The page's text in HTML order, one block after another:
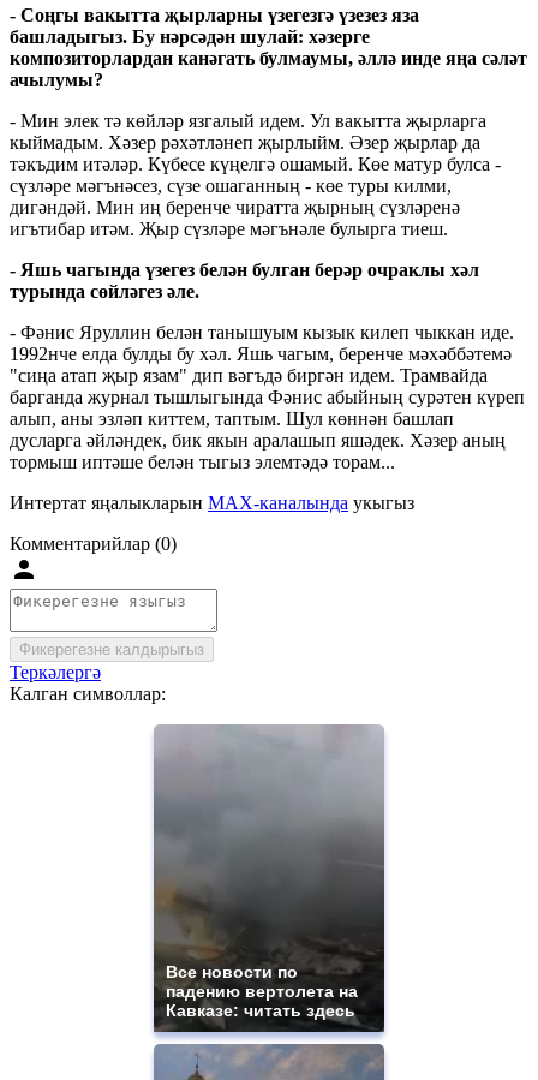
- Соңгы вакытта җырларны үзегезгә үзезез яза
башладыгыз. Бу нәрсәдән шулай: хәзерге
композиторлардан канәгать булмаумы, әллә инде яңа сәләт
ачылумы?
- Мин элек тә көйләр язгалый идем. Ул вакытта җырларга
кыймадым. Хәзер рәхәтләнеп җырлыйм. Әзер җырлар да
тәкъдим итәләр. Күбесе күңелгә ошамый. Көе матур булса -
сүзләре мәгънәсез, сүзе ошаганның - көе туры килми,
дигәндәй. Мин иң беренче чиратта җырның сүзләренә
игътибар итәм. Җыр сүзләре мәгънәле булырга тиеш.
- Яшь чагында үзегез белән булган берәр очраклы хәл
турында сөйләгез әле.
- Фәнис Яруллин белән танышуым кызык килеп чыккан иде.
1992нче елда булды бу хәл. Яшь чагым, беренче мәхәббәтемә
"сиңа атап җыр язам" дип вәгъдә биргән идем. Трамвайда
барганда журнал тышлыгында Фәнис абыйның сурәтен күреп
алып, аны эзләп киттем, таптым. Шул көннән башлап
дусларга әйләндек, бик якын аралашып яшәдек. Хәзер аның
тормыш иптәше белән тыгыз элемтәдә торам...
Интертат яңалыкларын MAX-каналында укыгыз
Комментарийлар (0)
Фикерегезне калдырыгыз
Теркәлергә
Калган символлар:
Все новости по
падению вертолета на
Кавказе: читать здесь